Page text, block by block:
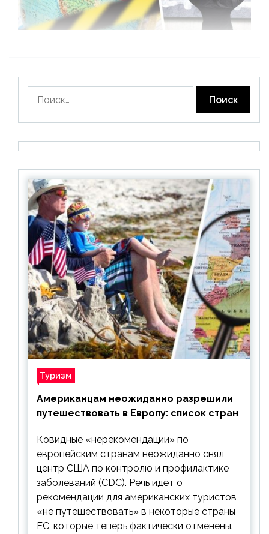
Туризм
Американцам неожиданно разрешили
путешествовать в Европу: список стран
Ковидные «нерекомендации» по
европейским странам неожиданно снял
центр США по контролю и профилактике
заболеваний (CDC). Речь идёт о
рекомендации для американских туристов
«не путешествовать» в некоторые страны
ЕС, которые теперь фактически отменены.